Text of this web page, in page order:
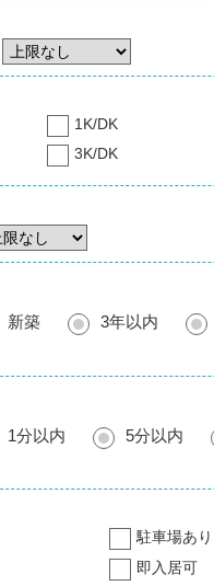
1K/DK
3K/DK
新築 3年以内
1分以内 5分以内
駐車場あり
即入居可